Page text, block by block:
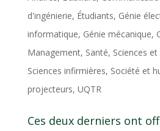
d'ingénierie, Étudiants, Génie
informatique, Génie mécanique,
Management, Santé, Sciences
Sciences infirmières, Société et
projecteurs, UQTR
Ces deux derniers ont